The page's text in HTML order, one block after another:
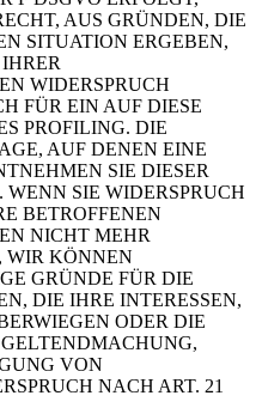
AUS GRÜNDEN, DIE
SITUATION ERGEBEN,
WIDERSPRUCH
FÜR EIN AUF DIESE
PROFILING. DIE
AUF DENEN EINE
SIE DIESER
SIE WIDERSPRUCH
BETROFFENEN
NICHT MEHR
WIR KÖNNEN
GRÜNDE FÜR DIE
DIE IHRE INTERESSEN,
ODER DIE
VON
NACH ART. 21